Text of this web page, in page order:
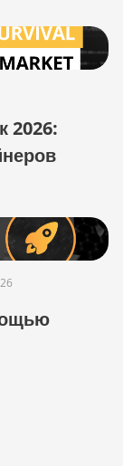
2026: